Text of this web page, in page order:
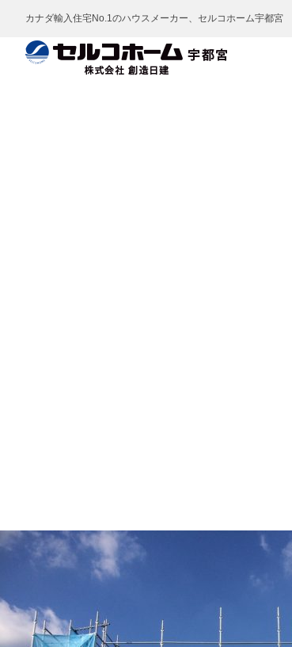
カナダ輸入住宅No.1のハウスメーカー、セルコホーム宇都宮